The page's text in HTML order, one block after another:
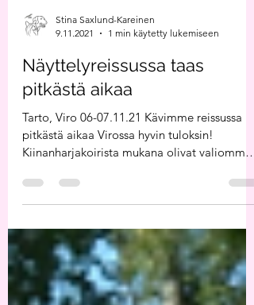
9.11.2021
1 min käytetty lukemiseen
Näyttelyreissussa taas
pitkästä aikaa
Tarto, Viro 06-07.11.21 Kävimme reissussa
Kiinanharjakoirista mukana olivat valiomme
Lilla...